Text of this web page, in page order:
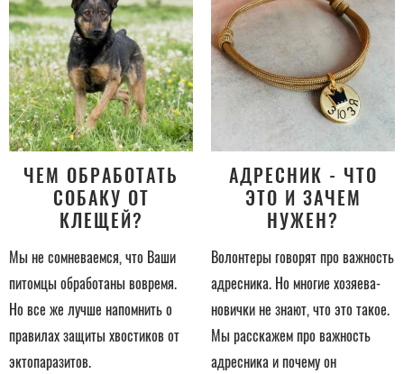
ЧЕМ ОБРАБОТАТЬ
СОБАКУ ОТ
КЛЕЩЕЙ?
Мы не сомневаемся, что Ваши
питомцы обработаны вовремя.
Но все же лучше напомнить о
правилах защиты хвостиков от
эктопаразитов.
АДРЕСНИК - ЧТО
ЭТО И ЗАЧЕМ
НУЖЕН?
Волонтеры говорят про важность
адресника. Но многие хозяева-
новички не знают, что это такое.
Мы расскажем про важность
адресника и почему он